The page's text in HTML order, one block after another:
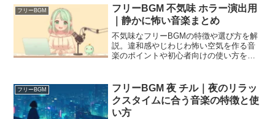
フリーBGM
フリーBGM 不気味 ホラー演出用
｜静かに怖い音楽まとめ
不気味なフリーBGMの特徴や選び方を解
説。違和感やじわじわ怖い空気を作る音
楽のポイントや初心者向けの使い方をま
フリーBGM
フリーBGM 夜 チル｜夜のリラッ
クスタイムに合う音楽の特徴と使
い方